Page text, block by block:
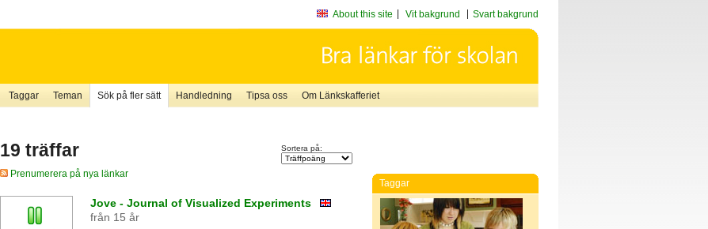
About this site Vit bakgrund Svart bakgrund
Taggar Teman Sök på fler sätt Handledning Tipsa oss Om Länkskafferiet
19 träffar Sortera på:
Prenumerera på nya länkar
Jove - Journal of Visualized Experiments
från 15 år
Taggar